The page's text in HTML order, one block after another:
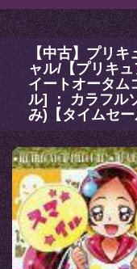
【中古】プリ
ャル/【プリキ
イートオータム
ル] ： カラフル
み)【タイムセー